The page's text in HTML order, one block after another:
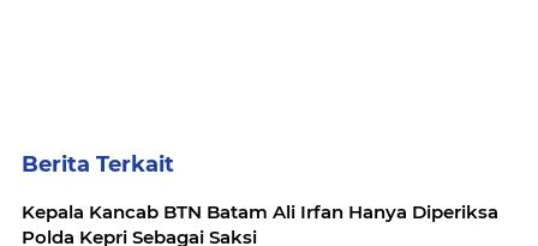
Berita Terkait
Kepala Kancab BTN Batam Ali Irfan Hanya Diperiksa
Polda Kepri Sebagai Saksi